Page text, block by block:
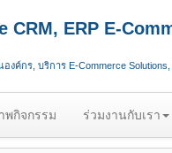
CRM, ERP E-
ค์กร, บริการ E-Commerce
พกิจกรรม ร่วมงานกับเรา